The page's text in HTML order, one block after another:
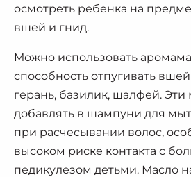
осмотреть ребенка на
вшей и гнид.
Можно использовать
способность отпугивать вшей
герань, базилик, шалфей.
добавлять в шампуни для
при расчесывании волос,
высоком риске контакта с
педикулезом детьми. Масло